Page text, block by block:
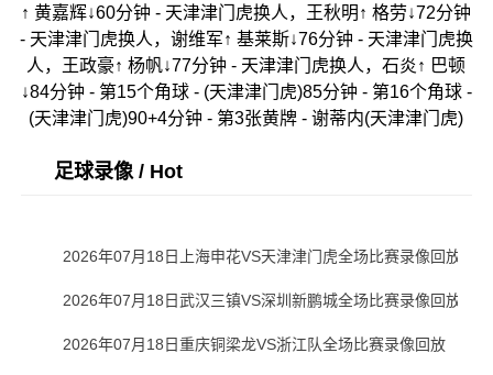
↑ 黄嘉辉↓60分钟 - 天津津门虎换人，王秋明↑ 格劳↓72分钟
- 天津津门虎换人，谢维军↑ 基莱斯↓76分钟 - 天津津门虎换
人，王政豪↑ 杨帆↓77分钟 - 天津津门虎换人，石炎↑ 巴顿
↓84分钟 - 第15个角球 - (天津津门虎)85分钟 - 第16个角球 -
(天津津门虎)90+4分钟 - 第3张黄牌 - 谢蒂内(天津津门虎)
足球录像 / Hot
2026年07月18日上海申花VS天津津门虎全场比赛录像回放
2026年07月18日武汉三镇VS深圳新鹏城全场比赛录像回放
2026年07月18日重庆铜梁龙VS浙江队全场比赛录像回放